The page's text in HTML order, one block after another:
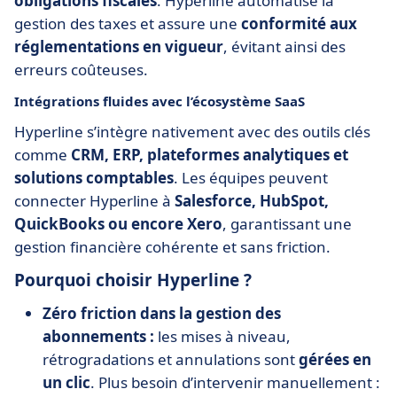
gestion des taxes et assure une conformité aux
réglementations en vigueur, évitant ainsi des
erreurs coûteuses.
Intégrations fluides avec l’écosystème SaaS
Hyperline s’intègre nativement avec des outils clés
comme CRM, ERP, plateformes analytiques et
solutions comptables. Les équipes peuvent
connecter Hyperline à Salesforce, HubSpot,
QuickBooks ou encore Xero, garantissant une
gestion financière cohérente et sans friction.
Pourquoi choisir Hyperline ?
Zéro friction dans la gestion des
abonnements : les mises à niveau,
rétrogradations et annulations sontgérées en
un clic. Plus besoin d’intervenir manuellement :